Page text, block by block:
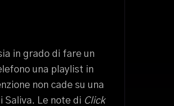
in grado di fare un
una playlist in
non cade su una
Saliva. Le note di Click